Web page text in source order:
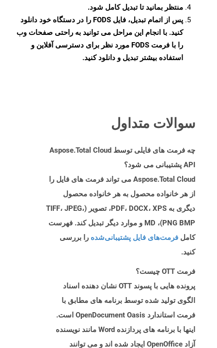
منتظر بمانید تا تبدیل کامل شود.
پس از اتمام تبدیل، فایل FODS را در دستگاه خود دانلود
کنید. با انجام این مراحل می توانید به راحتی صفحات وب
را با فرمت FODS مورد نظر برای دسترسی آفلاین و
استفاده بیشتر تبدیل و دانلود کنید.
سوالات متداول
چه فرمت های فایلی توسط Aspose.Total Cloud
API پشتیبانی می شود؟
Aspose.Total Cloud می تواند فرمت های فایل را
از هر خانواده محصول به هر خانواده محصول
دیگری به PDF، DOCX، XPS، تصویر (TIFF، JPEG،
PNG BMP)، MD و موارد دیگر تبدیل کند. فهرست
کامل فرمت‌های فایل پشتیبانی‌شده را بررسی
کنید.
فرمت OTT چیست؟
پرونده هایی با پسوند OTT نشان دهنده اسناد
الگوی تولید شده توسط برنامه های مطابق با
فرمت استاندارد OpenDocument Oasis است.
اینها با برنامه های پردازنده Word مانند نویسنده
آزاد OpenOffice ایجاد شده اند و می توانند